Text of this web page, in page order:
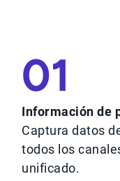
01
Información de
Captura datos
todos los
unificado.